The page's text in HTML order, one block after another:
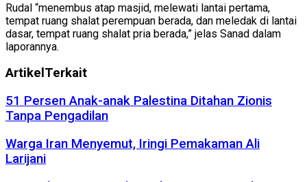
Rudal “menembus atap masjid, melewati lantai pertama,
tempat ruang shalat perempuan berada, dan meledak di lantai
dasar, tempat ruang shalat pria berada,” jelas Sanad dalam
laporannya.
Artikel Terkait
51 Persen Anak-anak Palestina Ditahan Zionis
Tanpa Pengadilan
Warga Iran Menyemut, Iringi Pemakaman Ali
Larijani